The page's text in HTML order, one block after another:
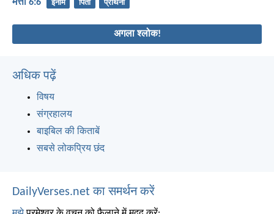
मत्ती 6:6 इनाम पिता प्रार्थना
अगला श्लोक!
अधिक पढ़ें
विषय
संग्रहालय
बाइबिल की किताबें
सबसे लोकप्रिय छंद
DailyVerses.net का समर्थन करें